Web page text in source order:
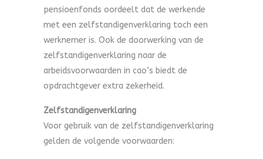
pensioenfonds oordeelt dat de werkende
met een zelfstandigenverklaring toch een
werknemer is. Ook de doorwerking van de
zelfstandigenverklaring naar de
arbeidsvoorwaarden in cao’s biedt de
opdrachtgever extra zekerheid.
Zelfstandigenverklaring
Voor gebruik van de zelfstandigenverklaring
gelden de volgende voorwaarden: